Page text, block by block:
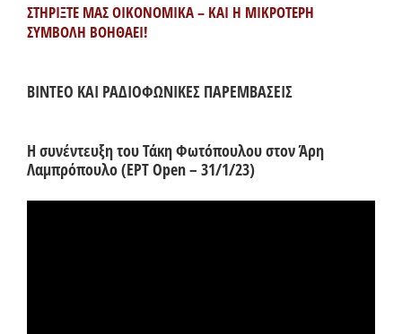
ΣΤΗΡΙΞΤΕ ΜΑΣ ΟΙΚΟΝΟΜΙΚΑ – ΚΑΙ Η ΜΙΚΡΟΤΕΡΗ
ΣΥΜΒΟΛΗ ΒΟΗΘΑΕΙ!
ΒΙΝΤΕΟ ΚΑΙ ΡΑΔΙΟΦΩΝΙΚΕΣ ΠΑΡΕΜΒΑΣΕΙΣ
Η συνέντευξη του Τάκη Φωτόπουλου στον Άρη
Λαμπρόπουλο (ΕΡΤ Open – 31/1/23)